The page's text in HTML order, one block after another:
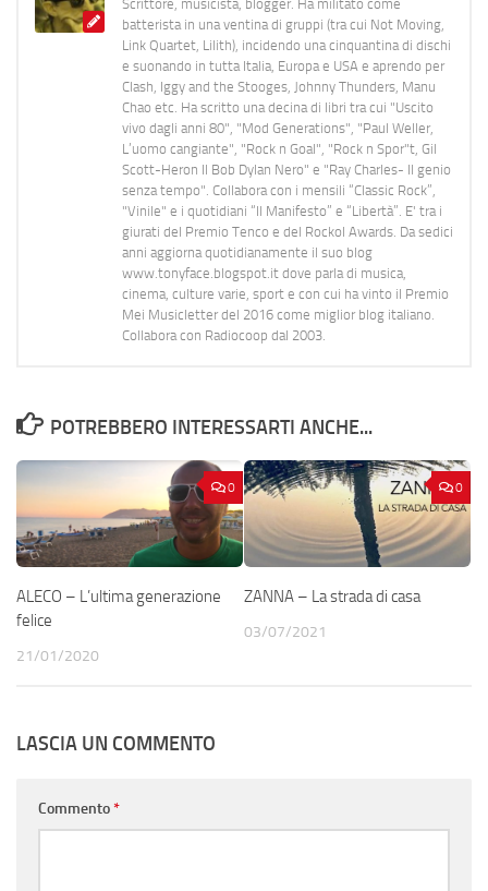
Scrittore, musicista, blogger. Ha militato come
batterista in una ventina di gruppi (tra cui Not Moving,
Link Quartet, Lilith), incidendo una cinquantina di dischi
e suonando in tutta Italia, Europa e USA e aprendo per
Clash, Iggy and the Stooges, Johnny Thunders, Manu
Chao etc. Ha scritto una decina di libri tra cui "Uscito
vivo dagli anni 80", "Mod Generations", "Paul Weller,
L’uomo cangiante", "Rock n Goal", "Rock n Spor"t, Gil
Scott-Heron Il Bob Dylan Nero" e "Ray Charles- Il genio
senza tempo". Collabora con i mensili “Classic Rock”,
"Vinile" e i quotidiani “Il Manifesto” e “Libertà”. E' tra i
giurati del Premio Tenco e del Rockol Awards. Da sedici
anni aggiorna quotidianamente il suo blog
www.tonyface.blogspot.it dove parla di musica,
cinema, culture varie, sport e con cui ha vinto il Premio
Mei Musicletter del 2016 come miglior blog italiano.
Collabora con Radiocoop dal 2003.
POTREBBERO INTERESSARTI ANCHE...
0
ALECO – L’ultima generazione
felice
21/01/2020
0
ZANNA – La strada di casa
03/07/2021
LASCIA UN COMMENTO
Commento*